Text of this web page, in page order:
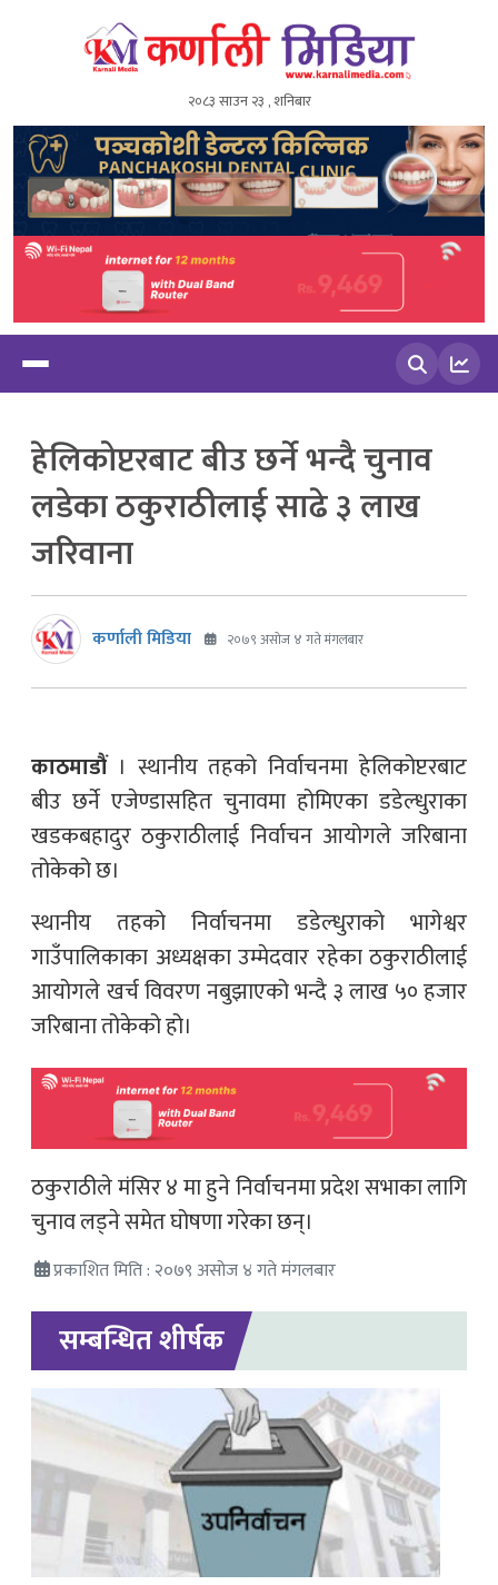
२०८३ साउन २३ , शनिबार
हेलिकोप्टरबाट बीउ छर्ने भन्दै चुनाव
लडेका ठकुराठीलाई साढे ३ लाख
जरिवाना
कर्णाली मिडिया २०७९ असोज ४ गते मंगलबार
काठमाडौं। स्थानीय तहको निर्वाचनमा हेलिकोप्टरबाट
बीउ छर्ने एजेण्डासहित चुनावमा होमिएका डडेल्धुराका
खडकबहादुर ठकुराठीलाई निर्वाचन आयोगले जरिबाना
तोकेको छ।
स्थानीय तहको निर्वाचनमा डडेल्धुराको भागेश्वर
गाउँपालिकाका अध्यक्षका उम्मेदवार रहेका ठकुराठीलाई
आयोगले खर्च विवरण नबुझाएको भन्दै ३ लाख ५० हजार
जरिबाना तोकेको हो।
ठकुराठीले मंसिर ४ मा हुने निर्वाचनमा प्रदेश सभाका लागि
चुनाव लड्ने समेत घोषणा गरेका छन्।
प्रकाशित मिति : २०७९ असोज ४ गते मंगलबार
सम्बन्धित शीर्षक